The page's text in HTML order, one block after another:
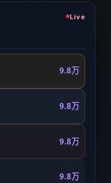
Live
9.8万
9.8万
9.8万
9.8万